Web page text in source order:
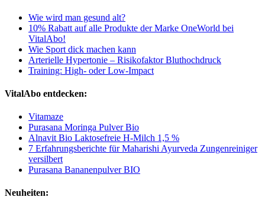
Wie wird man gesund alt?
10% Rabatt auf alle Produkte der Marke OneWorld bei
VitalAbo!
Wie Sport dick machen kann
Arterielle Hypertonie – Risikofaktor Bluthochdruck
Training: High- oder Low-Impact
VitalAbo entdecken:
Vitamaze
Purasana Moringa Pulver Bio
Alnavit Bio Laktosefreie H-Milch 1,5 %
7 Erfahrungsberichte für Maharishi Ayurveda Zungenreiniger
versilbert
Purasana Bananenpulver BIO
Neuheiten: